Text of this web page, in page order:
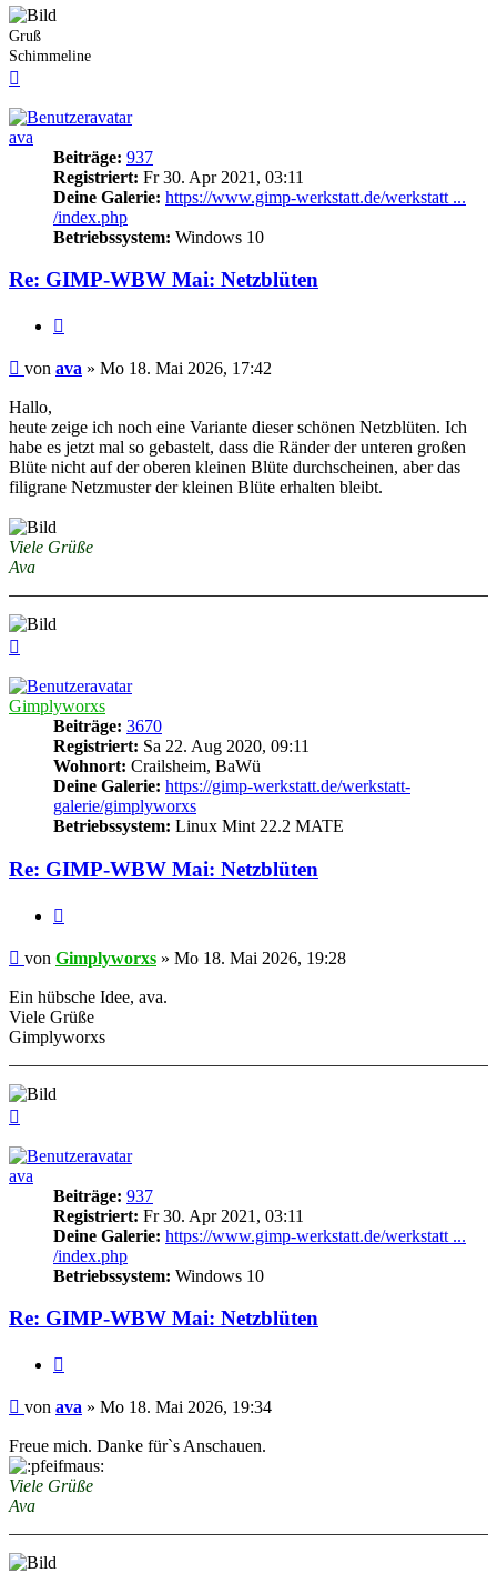
Gruß
Schimmeline
ava
Beiträge: 937
Registriert: Fr 30. Apr 2021, 03:11
Deine Galerie: https://www.gimp-werkstatt.de/werkstatt ...
/index.php
Betriebssystem: Windows 10
Re: GIMP-WBW Mai: Netzblüten
Beitrag
von ava » Mo 18. Mai 2026, 17:42
Hallo,
heute zeige ich noch eine Variante dieser schönen Netzblüten. Ich
habe es jetzt mal so gebastelt, dass die Ränder der unteren großen
Blüte nicht auf der oberen kleinen Blüte durchscheinen, aber das
filigrane Netzmuster der kleinen Blüte erhalten bleibt.
Viele Grüße
Ava
Gimplyworxs
Beiträge: 3670
Registriert: Sa 22. Aug 2020, 09:11
Wohnort: Crailsheim, BaWü
Deine Galerie: https://gimp-werkstatt.de/werkstatt-
galerie/gimplyworxs
Betriebssystem: Linux Mint 22.2 MATE
Re: GIMP-WBW Mai: Netzblüten
Beitrag
von Gimplyworxs » Mo 18. Mai 2026, 19:28
Ein hübsche Idee, ava.
Viele Grüße
Gimplyworxs
ava
Beiträge: 937
Registriert: Fr 30. Apr 2021, 03:11
Deine Galerie: https://www.gimp-werkstatt.de/werkstatt ...
/index.php
Betriebssystem: Windows 10
Re: GIMP-WBW Mai: Netzblüten
Beitrag
von ava » Mo 18. Mai 2026, 19:34
Freue mich. Danke für`s Anschauen.
Viele Grüße
Ava